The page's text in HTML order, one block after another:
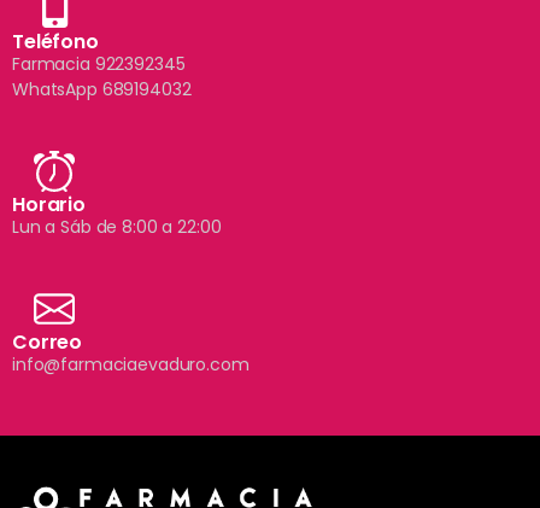
Teléfono
Farmacia 922392345
WhatsApp 689194032
Horario
Lun a Sáb de 8:00 a 22:00
Correo
info@farmaciaevaduro.com